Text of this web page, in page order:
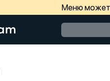
Меню может